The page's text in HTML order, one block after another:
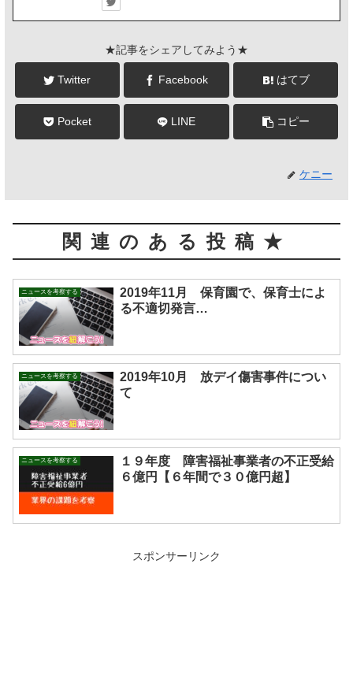
★記事をシェアしてみよう★
Twitter Facebook はてブ
Pocket LINE コピー
ケニー
関連のある投稿★
ニュースを考察する
2019年11月 保育園で、保育士によ
る不適切発言…
ニュースを考察する
2019年10月 放デイ傷害事件につい
て
ニュースを考察する
１９年度 障害福祉事業者の不正受給
６億円【６年間で３０億円超】
スポンサーリンク